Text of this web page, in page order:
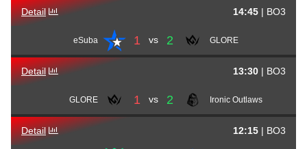
Detail
eSuba 1 vs 2 GLORE
14:45 | BO3
Detail
GLORE 1 vs 2 Ironic Outlaws
13:30 | BO3
Detail 12:15 | BO3